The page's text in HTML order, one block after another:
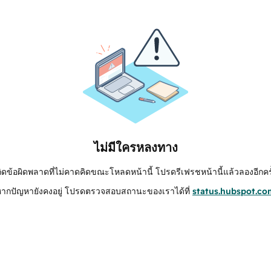
ไม่มีใครหลงทาง
ดข้อผิดพลาดที่ไม่คาดคิดขณะโหลดหน้านี้ โปรดรีเฟรชหน้านี้แล้วลองอีกค
กปัญหายังคงอยู่ โปรดตรวจสอบสถานะของเราได้ที่